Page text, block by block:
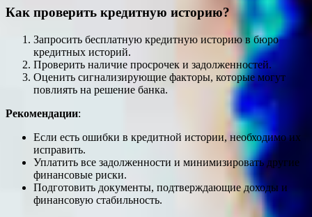
Как проверить кредитную историю?
Запросить бесплатную кредитную историю в бюро
кредитных историй.
Проверить наличие просрочек и задолженностей.
Оценить сигнализирующие факторы, которые могут
повлиять на решение банка.
Рекомендации:
Если есть ошибки в кредитной истории, необходимо их
исправить.
Уплатить все задолженности и минимизировать другие
финансовые риски.
Подготовить документы, подтверждающие доходы и
финансовую стабильность.